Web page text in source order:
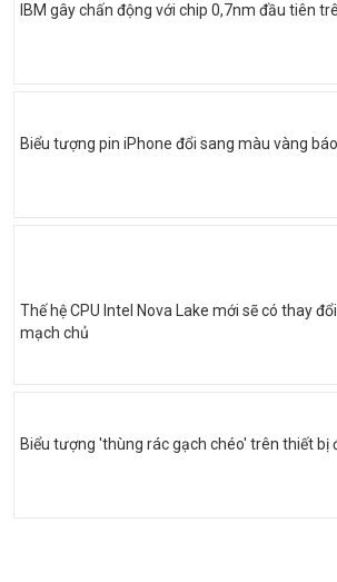
IBM gây chấn động với chip 0,7nm đầu tiên
Biểu tượng pin iPhone đổi sang màu vàng
Thế hệ CPU Intel Nova Lake mới sẽ có thay
mạch chủ
Biểu tượng 'thùng rác gạch chéo' trên thiết bị